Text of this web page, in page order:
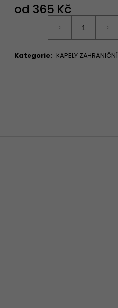
od 365 Kč
Kategorie: KAPELY ZAHRANIČNÍ